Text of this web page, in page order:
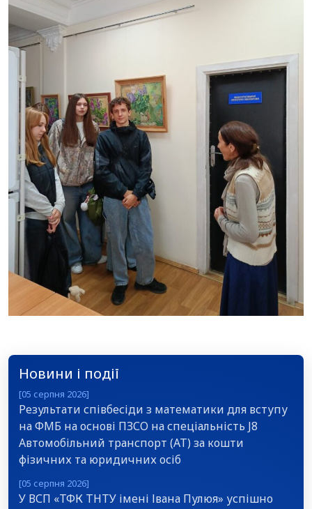
Новини і події
[05 серпня 2026]
Результати співбесіди з математики для вступу
на ФМБ на основі ПЗСО на спеціальність J8
Автомобільний транспорт (АТ) за кошти
фізичних та юридичних осіб
[05 серпня 2026]
У ВСП «ТФК ТНТУ імені Івана Пулюя» успішно